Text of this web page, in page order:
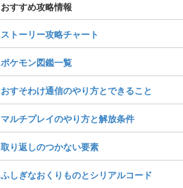
おすすめ攻略情報
ストーリー攻略チャート
ポケモン図鑑一覧
おすそわけ通信のやり方とできること
マルチプレイのやり方と解放条件
取り返しのつかない要素
ふしぎなおくりものとシリアルコード